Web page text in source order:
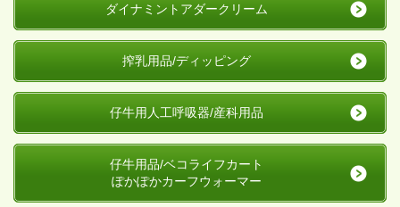
ダイナミントアダークリーム
搾乳用品/ディッピング
仔牛用人工呼吸器/産科用品
仔牛用品/ベコライフカート
ぽかぽかカーフウォーマー